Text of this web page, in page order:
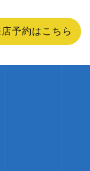
店予約はこちら